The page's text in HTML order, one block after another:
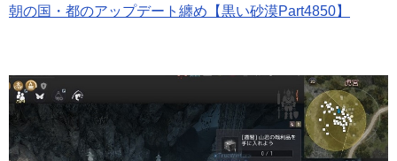
朝の国・都のアップデート纏め【黒い砂漠Part4850】